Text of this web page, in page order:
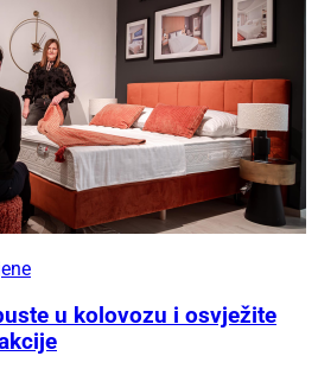
u kolovozu i osvježite